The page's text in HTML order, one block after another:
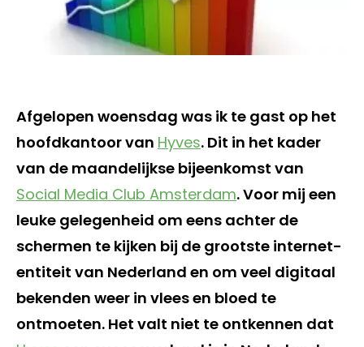
Afgelopen woensdag was ik te gast op het
hoofdkantoor van Hyves. Dit in het kader
van de maandelijkse bijeenkomst van
Social Media Club Amsterdam. Voor mij een
leuke gelegenheid om eens achter de
schermen te kijken bij de grootste internet-
entiteit van Nederland en om veel digitaal
bekenden weer in vlees en bloed te
ontmoeten. Het valt niet te ontkennen dat